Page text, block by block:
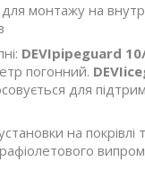
монтажу на
DEVIpipeguard
погонний.
для
на